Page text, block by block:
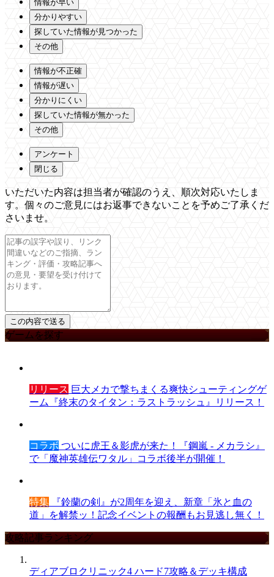
情報が早い
分かりやすい
探していた情報が見つかった
その他
情報が不正確
情報が遅い
分かりにくい
探していた情報が無かった
その他
アンケート
閉じる
いただいた内容は担当者が確認のうえ、順次対応いたしま
す。個々のご意見にはお返事できないことを予めご了承くだ
さいませ。
ゲームを探す
リリース 巨大メカで撃ちまくる爽快シューティングゲ
ーム『終末のタイタン：ラストラッシュ』リリース！
コラボ ついに虎王＆影虎が来た！『鋼嵐 - メカラシ』
で「魔神英雄伝ワタル」コラボ後半が開催！
特集 『鈴蘭の剣』が2周年を迎え、新章「氷と血の
道」を解禁ッ！記念イベントの報酬もお見逃し無く！
攻略記事ランキング
ディアブロクリニック4 ハード7攻略＆デッキ構成